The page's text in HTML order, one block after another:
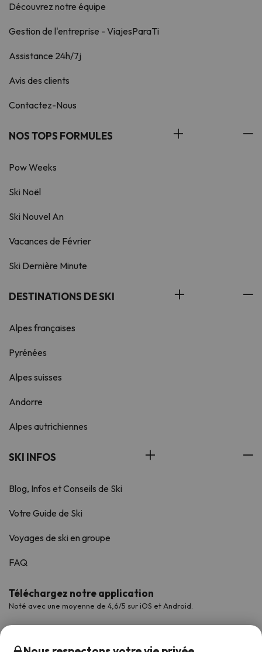
Découvrez notre équipe
Gestion de l'entreprise - ViajesParaTi
Assistance 24h/7j
Avis des clients
Contactez-Nous
NOS TOPS FORMULES
Pow Weeks
Ski Noël
Ski Nouvel An
Vacances de Février
Ski Dernière Minute
DESTINATIONS DE SKI
Alpes françaises
Pyrénées
Alpes suisses
Andorre
Alpes autrichiennes
SKI INFOS
Blog, Infos et Conseils de Ski
Votre Guide de Ski
Voyages de ski en groupe
FAQ
Téléchargez notre application
Noté avec une moyenne de 4,6/5 sur iOS et Android.